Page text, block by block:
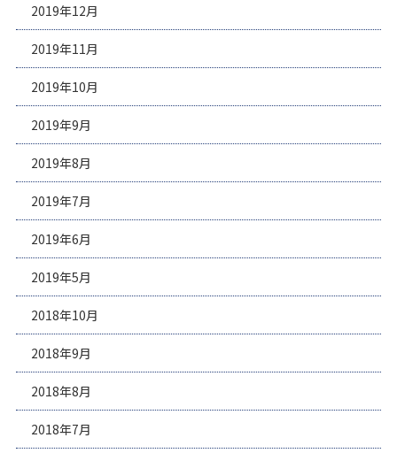
2019年12月
2019年11月
2019年10月
2019年9月
2019年8月
2019年7月
2019年6月
2019年5月
2018年10月
2018年9月
2018年8月
2018年7月